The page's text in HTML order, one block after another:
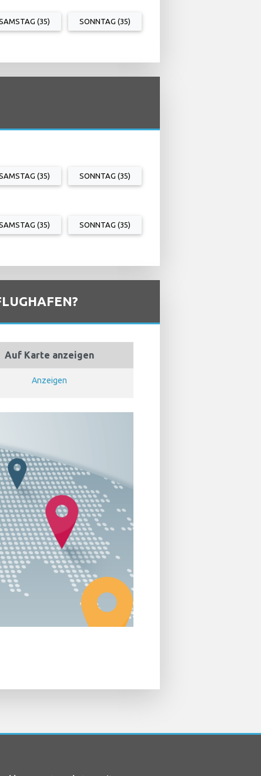
(35) SONNTAG (35)
(35) SONNTAG (35)
(35) SONNTAG (35)
Auf Karte anzeigen
Anzeigen